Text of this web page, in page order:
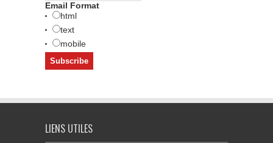
Email Format
html
text
mobile
LIENS UTILES